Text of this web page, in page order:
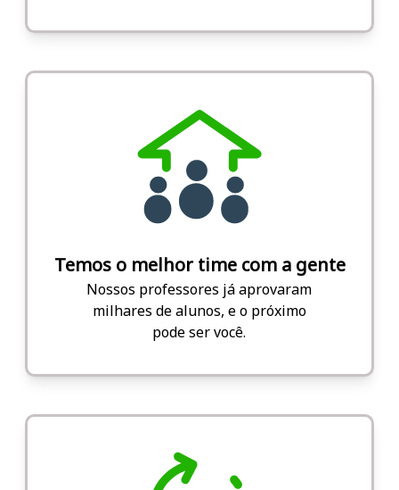
Temos o melhor time com a gente
Nossos professores já aprovaram
milhares de alunos, e o próximo
pode ser você.